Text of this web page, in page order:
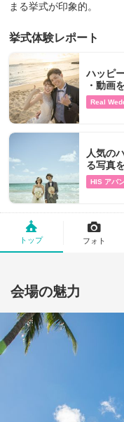
まる挙式が印象的。
挙式体験レポート
ハッピ
・動画
Real
人気の
る写真
HIS アバ
トップ フォト
会場の魅力